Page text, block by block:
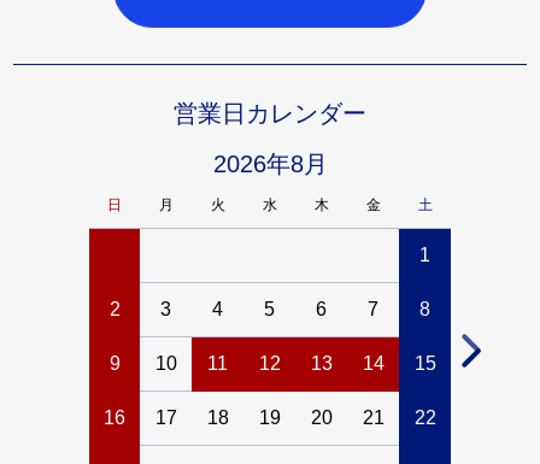
営業日カレンダー
2026年8月
日 月 火 水 木 金 土
1
2 3 4 5 6 7 8
9 10 11 12 13 14 15
16 17 18 19 20 21 22
13